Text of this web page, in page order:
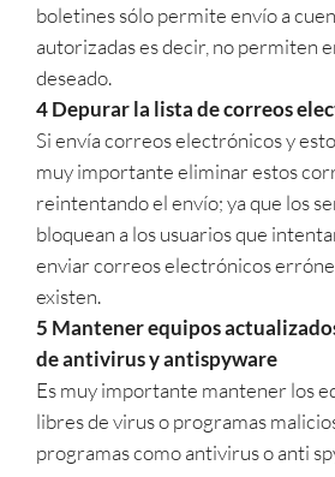
boletines sólo permite envío a
autorizadas es decir, no permiten
deseado.
4 Depurar la lista de correos
Si envía correos electrónicos y
muy importante eliminar estos
reintentando el envío; ya que los
bloquean a los usuarios que
enviar correos electrónicos
existen.
5 Mantener equipos
de antivirus y antispyware
Es muy importante mantener los
libres de virus o programas
programas como antivirus o anti